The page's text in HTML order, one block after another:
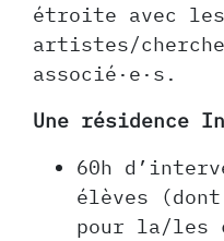
étroite avec les
artistes/
associé·e·s.
Une résidence
60h
élèves (dont
pour la/les